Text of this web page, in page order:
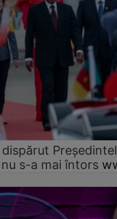
s-a mai întors